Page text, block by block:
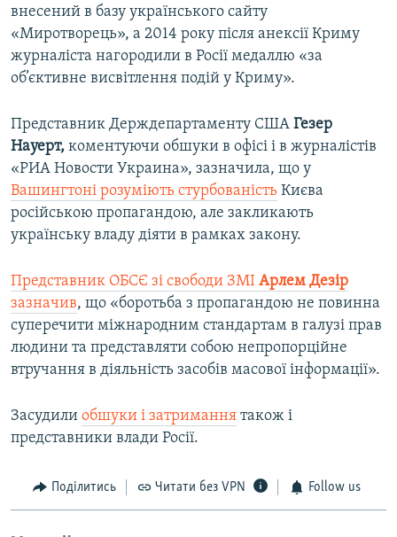
внесений в базу українського сайту
«Миротворець», а 2014 року після анексії Криму
журналіста нагородили в Росії медаллю «за
об’єктивне висвітлення подій у Криму».
Представник Держдепартаменту США Гезер
Науерт, коментуючи обшуки в офісі і в журналістів
«РИА Новости Украина», зазначила, що у
Вашингтоні розуміють стурбованість Києва
російською пропагандою, але закликають
українську владу діяти в рамках закону.
Представник ОБСЄ зі свободи ЗМІ Арлем Дезір
зазначив, що «боротьба з пропагандою не повинна
суперечити міжнародним стандартам в галузі прав
людини та представляти собою непропорційне
втручання в діяльність засобів масової інформації».
Засудили обшуки і затримання також і
представники влади Росії.
Поділитись Читати без VPN Follow us